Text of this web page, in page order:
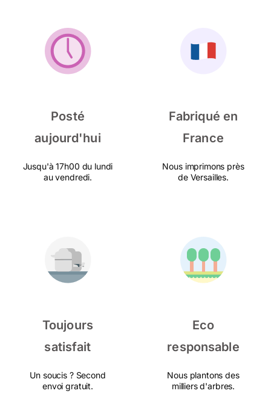
Posté
aujourd'hui
Jusqu'à 17h00 du lundi
au vendredi.
Fabriqué en
France
Nous imprimons près
de Versailles.
Toujours
satisfait
Un soucis ? Second
envoi gratuit.
Eco
responsable
Nous plantons des
milliers d'arbres.